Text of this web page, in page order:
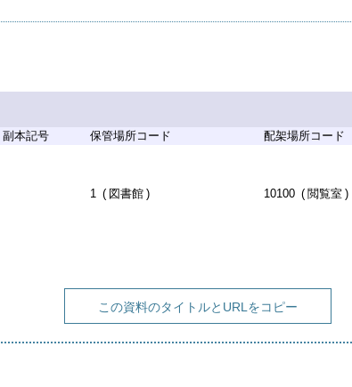
副本記号 保管場所コード 配架場所コード
1 図書館 10100 閲覧室
この資料のタイトルとURLをコピー